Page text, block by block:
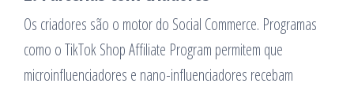
Os criadores são o motor do Social Commerce. Programas
como o TikTok Shop Affiliate Program permitem que
microinfluenciadores e nano-influenciadores recebam